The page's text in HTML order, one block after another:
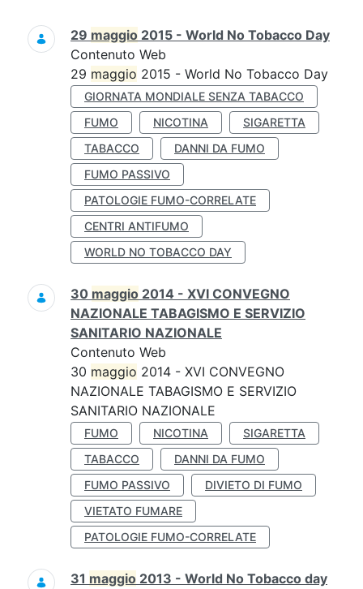
Ricerca
29 maggio 2015 - World No Tobacco Day
Contenuto Web
29 maggio 2015 - World No Tobacco Day
GIORNATA MONDIALE SENZA TABACCO
FUMO
NICOTINA
SIGARETTA
TABACCO
DANNI DA FUMO
FUMO PASSIVO
PATOLOGIE FUMO-CORRELATE
CENTRI ANTIFUMO
WORLD NO TOBACCO DAY
30 maggio 2014 - XVI CONVEGNO
NAZIONALE TABAGISMO E SERVIZIO
SANITARIO NAZIONALE
Contenuto Web
30 maggio 2014 - XVI CONVEGNO
NAZIONALE TABAGISMO E SERVIZIO
SANITARIO NAZIONALE
FUMO NICOTINA
SIGARETTA
TABACCO
DANNI DA FUMO
FUMO PASSIVO
DIVIETO DI FUMO
VIETATO FUMARE
PATOLOGIE FUMO-CORRELATE
31 maggio 2013 - World No Tobacco day